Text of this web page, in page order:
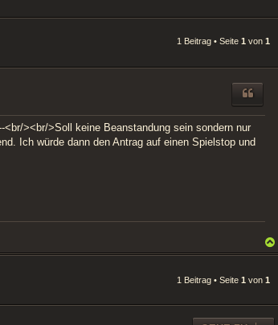
1 Beitrag • Seite 1 von 1
<br/><br/>Soll keine Beanstandung sein sondern nur
Ich würde dann den Antrag auf einen Spielstop und
1 Beitrag • Seite 1 von 1